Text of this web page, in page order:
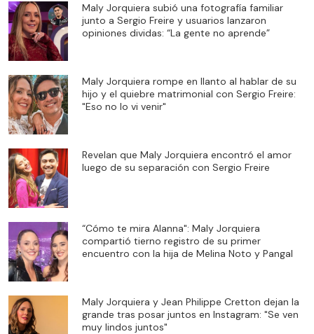
Maly Jorquiera subió una fotografía familiar
junto a Sergio Freire y usuarios lanzaron
opiniones dividas: “La gente no aprende”
Maly Jorquiera rompe en llanto al hablar de su
hijo y el quiebre matrimonial con Sergio Freire:
"Eso no lo vi venir"
Revelan que Maly Jorquiera encontró el amor
luego de su separación con Sergio Freire
“Cómo te mira Alanna": Maly Jorquiera
compartió tierno registro de su primer
encuentro con la hija de Melina Noto y Pangal
Maly Jorquiera y Jean Philippe Cretton dejan la
grande tras posar juntos en Instagram: "Se ven
muy lindos juntos"